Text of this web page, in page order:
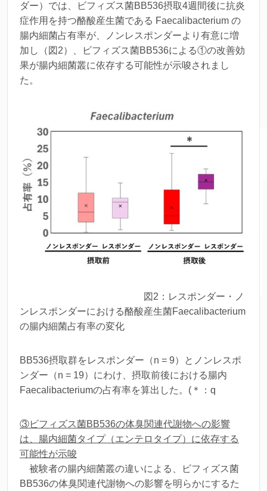
ダー）では、ビフィズス菌BB536摂取4週間後に抗炎
症作用を持つ酪酸産生菌である Faecalibacterium の
腸内細菌占有率が、ノンレスポンダーより有意に増
加し（図2）、ビフィズス菌BB536による①の改善効
果が腸内細菌叢に依存する可能性が示唆されまし
た。
図2：レスポンダー・ノ
ンレスポンダーにおける酪酸産生菌Faecalibacterium
の腸内細菌占有率の変化
BB536摂取群をレスポンダー（n = 9）とノンレスポ
ンダー（n = 19）にわけ、摂取前後における腸内
Faecalibacteriumの占有率を算出した。(＊：q
③ビフィズス菌BB536の体臭関連代謝物への影響
は、腸内細菌タイプ（エンテロタイプ）に依存する
可能性が示唆
被験者の腸内細菌叢の違いによる、ビフィズス菌
BB536の体臭関連代謝物への影響を明らかにするた